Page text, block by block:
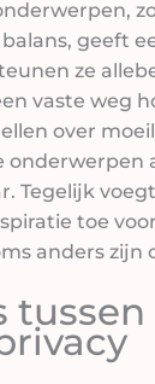
geeft
ze
vaste weg
over
onderwerpen
Tegelijk
toe
anders zijn